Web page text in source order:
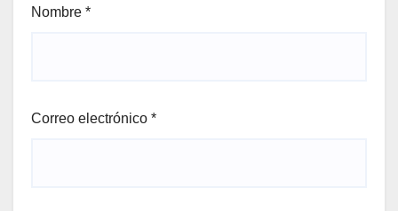
Nombre *
Correo electrónico *